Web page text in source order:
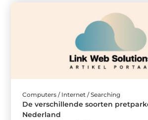
Computers / Internet / Searching
De verschillende soorten
Nederland